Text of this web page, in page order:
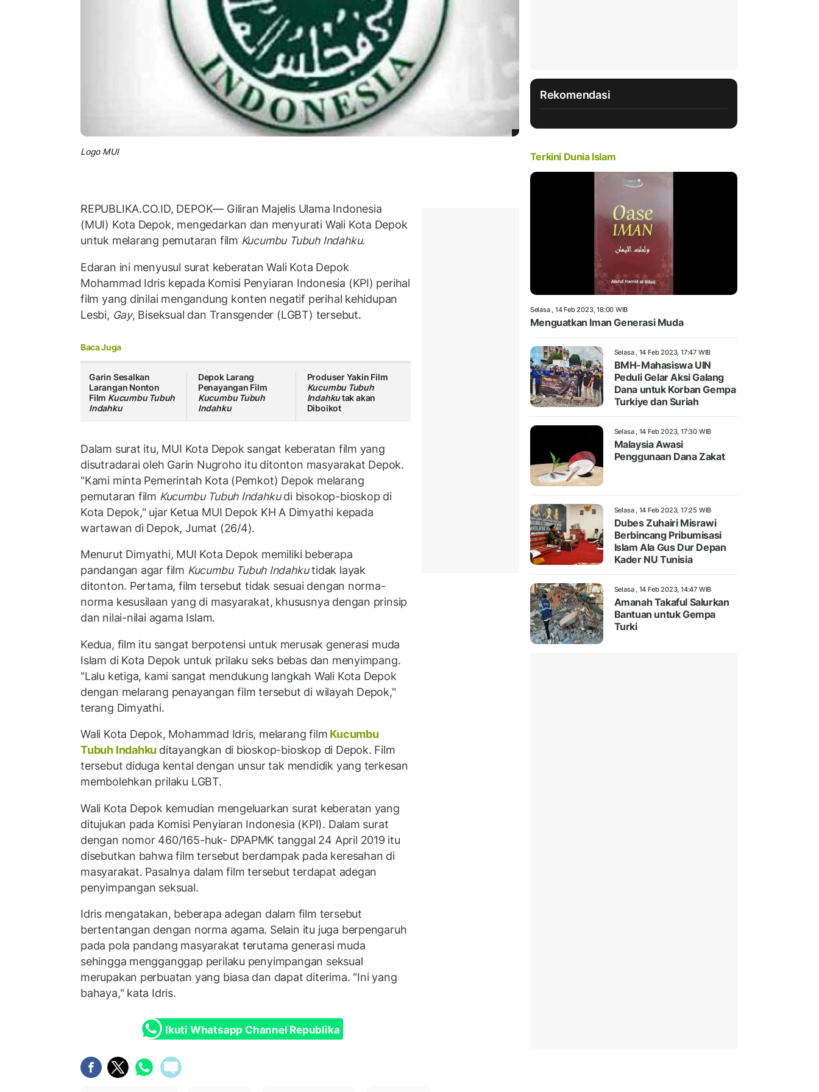
Logo MUI
REPUBLIKA.CO.ID, DEPOK— Giliran Majelis Ulama Indonesia
(MUI) Kota Depok, mengedarkan dan menyurati Wali Kota Depok
untuk melarang pemutaran film Kucumbu Tubuh Indahku.
Edaran ini menyusul surat keberatan Wali Kota Depok
Mohammad Idris kepada Komisi Penyiaran Indonesia (KPI) perihal
film yang dinilai mengandung konten negatif perihal kehidupan
Lesbi, Gay, Biseksual dan Transgender (LGBT) tersebut.
Baca Juga
Garin Sesalkan
Larangan Nonton
Film Kucumbu Tubuh
Indahku
Depok Larang
Penayangan Film
Kucumbu Tubuh
Indahku
Produser Yakin Film
Kucumbu Tubuh
Indahkutak akan
Diboikot
Dalam surat itu, MUI Kota Depok sangat keberatan film yang
disutradarai oleh Garin Nugroho itu ditonton masyarakat Depok.
"Kami minta Pemerintah Kota (Pemkot) Depok melarang
pemutaran film Kucumbu Tubuh Indahkudi bisokop-bioskop di
Kota Depok," ujar Ketua MUI Depok KH A Dimyathi kepada
wartawan di Depok, Jumat (26/4).
Menurut Dimyathi, MUI Kota Depok memiliki beberapa
pandangan agar film Kucumbu Tubuh Indahkutidak layak
ditonton. Pertama, film tersebut tidak sesuai dengan norma-
norma kesusilaan yang di masyarakat, khususnya dengan prinsip
dan nilai-nilai agama Islam.
Kedua, film itu sangat berpotensi untuk merusak generasi muda
Islam di Kota Depok untuk prilaku seks bebas dan menyimpang.
"Lalu ketiga, kami sangat mendukung langkah Wali Kota Depok
dengan melarang penayangan film tersebut di wilayah Depok,"
terang Dimyathi.
Wali Kota Depok, Mohammad Idris, melarang film Kucumbu
Tubuh Indahku ditayangkan di bioskop-bioskop di Depok. Film
tersebut diduga kental dengan unsur tak mendidik yang terkesan
membolehkan prilaku LGBT.
Wali Kota Depok kemudian mengeluarkan surat keberatan yang
ditujukan pada Komisi Penyiaran Indonesia (KPI). Dalam surat
dengan nomor 460/165-huk- DPAPMK tanggal 24 April 2019 itu
disebutkan bahwa film tersebut berdampak pada keresahan di
masyarakat. Pasalnya dalam film tersebut terdapat adegan
penyimpangan seksual.
Idris mengatakan, beberapa adegan dalam film tersebut
bertentangan dengan norma agama. Selain itu juga berpengaruh
pada pola pandang masyarakat terutama generasi muda
sehingga mengganggap perilaku penyimpangan seksual
merupakan perbuatan yang biasa dan dapat diterima. “Ini yang
bahaya," kata Idris.
Ikuti Whatsapp Channel Republika
Rekomendasi
Terkini Dunia Islam
Selasa , 14 Feb 2023, 18:00 WIB
Menguatkan Iman Generasi Muda
Selasa , 14 Feb 2023, 17:47 WIB
BMH-Mahasiswa UIN
Peduli Gelar Aksi Galang
Dana untuk Korban Gempa
Turkiye dan Suriah
Selasa , 14 Feb 2023, 17:30 WIB
Malaysia Awasi
Penggunaan Dana Zakat
Selasa , 14 Feb 2023, 17:25 WIB
Dubes Zuhairi Misrawi
Berbincang Pribumisasi
Islam Ala Gus Dur Depan
Kader NU Tunisia
Selasa , 14 Feb 2023, 14:47 WIB
Amanah Takaful Salurkan
Bantuan untuk Gempa
Turki